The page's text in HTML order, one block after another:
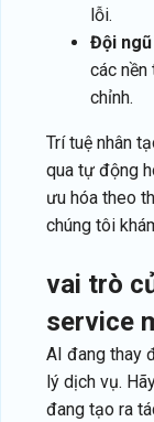
lỗi.
Đội
các nền
chỉnh.
Trí tuệ nhân
qua tự động
ưu hóa theo
chúng tôi
vai trò
service
AI đang thay
lý dịch vụ.
đang tạo ra